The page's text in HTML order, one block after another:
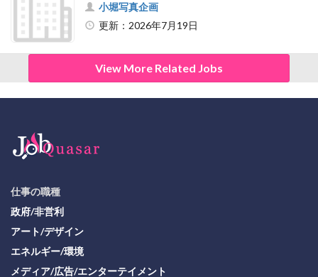
小堀写真企画
更新：2026年7月19日
View More Related Jobs
仕事の職種
政府/非営利
アート/デザイン
エネルギー/環境
メディア/広告/エンターテイメント